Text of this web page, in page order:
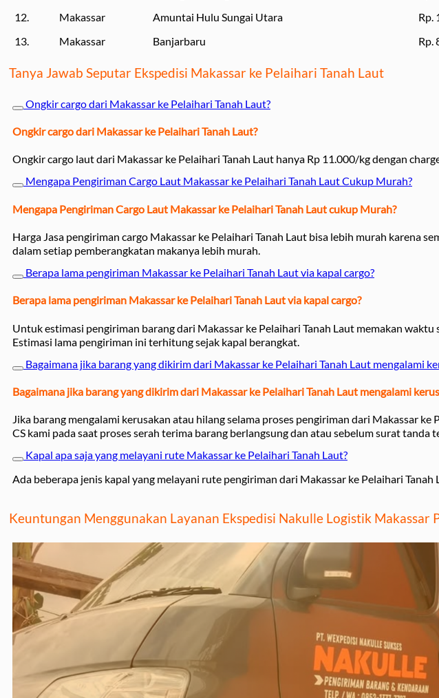
12.
Makassar Amuntai Hulu Sungai Utara Rp.
13.
Makassar Banjarbaru Rp.
Tanya Jawab Seputar Ekspedisi Makassar ke Pelaihari Tanah Laut
Ongkir cargo dari Makassar ke Pelaihari Tanah Laut?
Ongkir cargo dari Makassar ke Pelaihari Tanah Laut?
Ongkir cargo laut dari Makassar ke Pelaihari Tanah Laut hanya Rp 11.000/kg dengan
Mengapa Pengiriman Cargo Laut Makassar ke Pelaihari Tanah Laut Cukup Murah?
Mengapa Pengiriman Cargo Laut Makassar ke Pelaihari Tanah Laut cukup Murah?
Harga Jasa pengiriman cargo Makassar ke Pelaihari Tanah Laut bisa lebih murah karena
dalam setiap pemberangkatan makanya lebih murah.
Berapa lama pengiriman Makassar ke Pelaihari Tanah Laut via kapal cargo?
Berapa lama pengiriman Makassar ke Pelaihari Tanah Laut via kapal cargo?
Untuk estimasi pengiriman barang dari Makassar ke Pelaihari Tanah Laut memakan waktu
Estimasi lama pengiriman ini terhitung sejak kapal berangkat.
Bagaimana jika barang yang dikirim dari Makassar ke Pelaihari Tanah Laut mengalami
Bagaimana jika barang yang dikirim dari Makassar ke Pelaihari Tanah Laut mengalami
Jika barang mengalami kerusakan atau hilang selama proses pengiriman dari Makassar
CS kami pada saat proses serah terima barang berlangsung dan atau sebelum surat tanda
Kapal apa saja yang melayani rute Makassar ke Pelaihari Tanah Laut?
Ada beberapa jenis kapal yang melayani rute pengiriman dari Makassar ke Pelaihari
Keuntungan Menggunakan Layanan Ekspedisi Nakulle Logistik Makassar